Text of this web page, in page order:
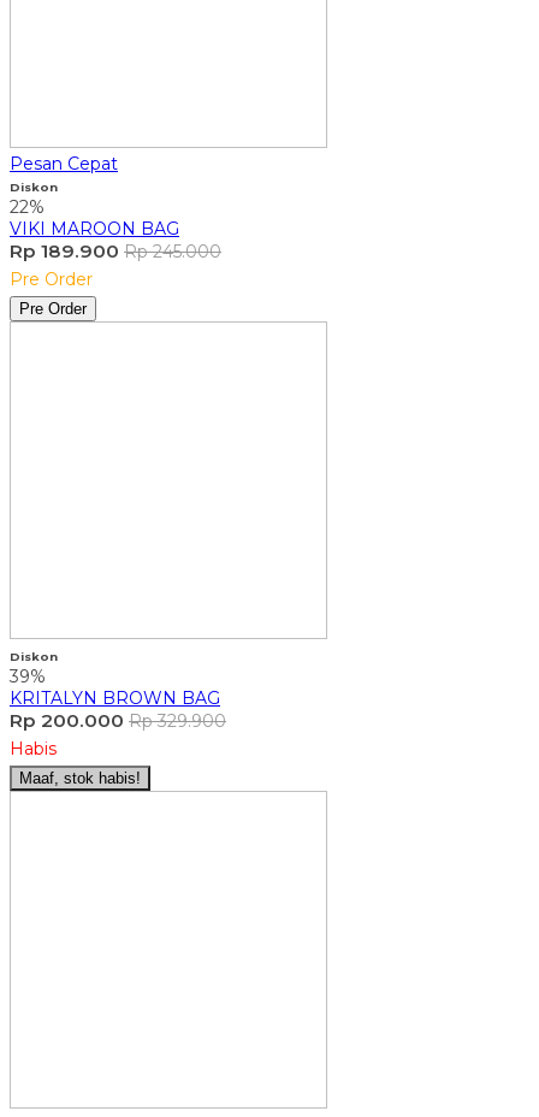
Pesan Cepat
Diskon
22%
VIKI MAROON BAG
Rp 189.900 Rp 245.000
Pre Order
Pre Order
Diskon
39%
KRITALYN BROWN BAG
Rp 200.000 Rp 329.900
Habis
Maaf, stok habis!